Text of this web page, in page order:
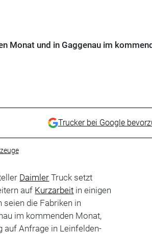
Monat und in Gaggenau im
Trucker bei Google
Daimler Truck setzt
auf Kurzarbeit in einigen
die Fabriken in
im kommenden Monat,
auf Anfrage in Leinfelden-